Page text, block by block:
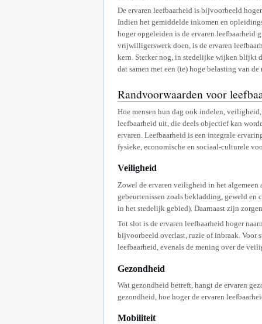
De ervaren leefbaarheid is bijvoorbeeld
Indien het gemiddelde inkomen en
hoger opgeleiden is de ervaren leefbaarheid
vrijwilligerswerk doen, is de ervaren
kern. Sterker nog, in stedelijke wijken blijkt
dat samen met een (te) hoge belasting van
Randvoorwaarden voor
Hoe mensen hun dag ook indelen,
leefbaarheid uit, die deels objectief kan
ervaren. Leefbaarheid is een integrale
fysieke, economische en sociaal-culturele
Veiligheid
Zowel de ervaren veiligheid in het algemeen
gebeurtenissen zoals bekladding, geweld
in het stedelijk gebied). Daarnaast zijn
Tot slot is de ervaren leefbaarheid hoger
bijvoorbeeld overlast, ruzie of inbraak. Voor
leefbaarheid, evenals de mening over de
Gezondheid
Wat gezondheid betreft, hangt de ervaren
gezondheid, hoe hoger de ervaren
Mobiliteit